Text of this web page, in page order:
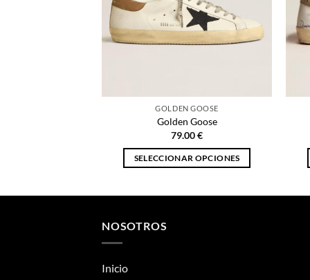
GOLDEN GOOSE
Golden Goose
79.00€
SELECCIONAR OPCIONES
NOSOTROS
Inicio